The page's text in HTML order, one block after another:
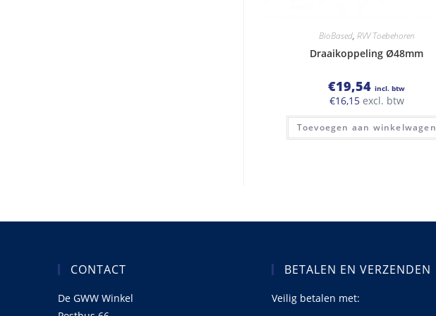
BioBased, RVV Toebehoren
Draaikoppeling Ø48mm
€19,54 incl. btw
€16,15excl. btw
Toevoegen aan winkelwagen
CONTACT
De GWW Winkel
BETALEN EN VERZENDEN
Veilig betalen met: